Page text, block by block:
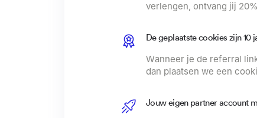
verlengen, ontvang jij
De geplaatste cookies zijn 10
Wanneer je de referral
dan plaatsen we een
Jouw eigen partner account